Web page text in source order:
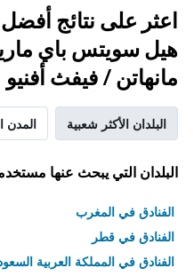
اعثر على نتائج
هيل سويتس باي
مانهاتن / فيفث أفنيو
البلدان الأكثر شعبية المدن
البلدان التي يبحث عنها
الفنادق في المغرب
الفنادق في قطر
الفنادق في المملكة العربية